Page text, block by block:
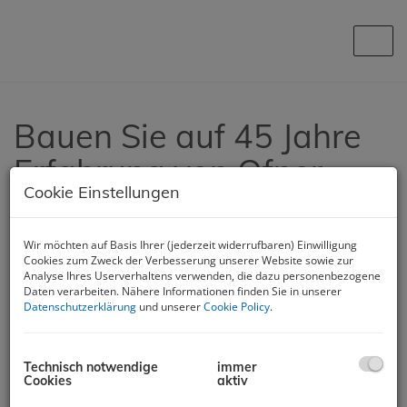
Bauen Sie auf 45 Jahre
Erfahrung von Ofner
Immobilien
18.05.2022, 15:59
Beeindruckende 45 Jahre Erfahrung in der Immobilienbranche
stellt das Team von Ofner Immobilien allen Kunden Tag für Tag
zur Verfügung.
im Jahr 2002 den Start in der Immobilienbranche bei einem der
größten Wohnimmobilienmakler Österreichs und genoss hier
Cookie Einstellungen
Wir möchten auf Basis Ihrer (jederzeit widerrufbaren) Einwilligung
Cookies zum Zweck der Verbesserung unserer Website sowie zur
Analyse Ihres Userverhaltens verwenden, die dazu personenbezogene
Daten verarbeiten. Nähere Informationen finden Sie in unserer
Datenschutzerklärung und unsererCookie Policy.
Technisch notwendige
Cookies
immer
aktiv